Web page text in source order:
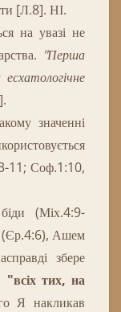
[Л.8]. НІ.
на увазі не
"Перша
значенні
11; Соф.1:10,
біди (Міх.4:9-
(Єр.4:6), Ашем
збере
"всіх тих, на
Я накликав